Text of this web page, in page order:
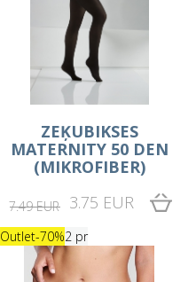
ZEĶUBIKSES
MATERNITY 50 DEN
(MIKROFIBER)
7.49 EUR 3.75 EUR
Outlet-70%2 pr